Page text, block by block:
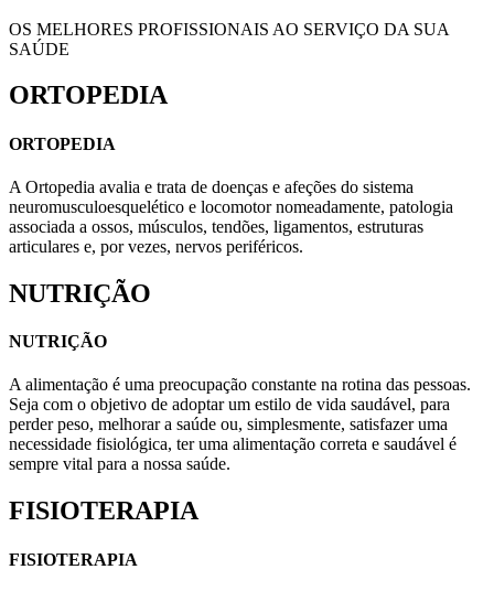
OS MELHORES PROFISSIONAIS AO SERVIÇO DA SUA
SAÚDE
ORTOPEDIA
ORTOPEDIA
A Ortopedia avalia e trata de doenças e afeções do sistema
neuromusculoesquelético e locomotor nomeadamente, patologia
associada a ossos, músculos, tendões, ligamentos, estruturas
articulares e, por vezes, nervos periféricos.
NUTRIÇÃO
NUTRIÇÃO
A alimentação é uma preocupação constante na rotina das pessoas.
Seja com o objetivo de adoptar um estilo de vida saudável, para
perder peso, melhorar a saúde ou, simplesmente, satisfazer uma
necessidade fisiológica, ter uma alimentação correta e saudável é
sempre vital para a nossa saúde.
FISIOTERAPIA
FISIOTERAPIA